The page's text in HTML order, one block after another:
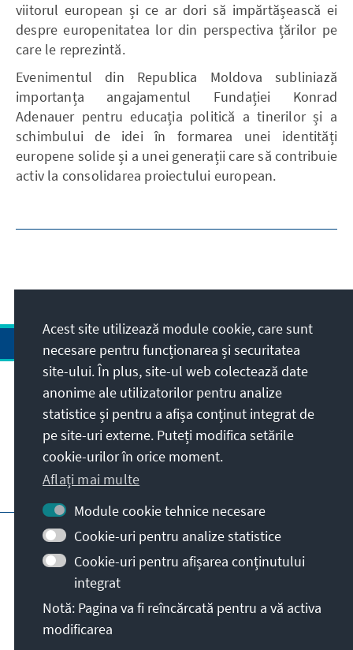
viitorul european și ce ar dori să impărtășească ei
despre europenitatea lor din perspectiva țărilor pe
care le reprezintă.
Evenimentul din Republica Moldova subliniază
importanța angajamentul Fundației Konrad
Adenauer pentru educația politică a tinerilor și a
schimbului de idei în formarea unei identități
europene solide și a unei generații care să contribuie
activ la consolidarea proiectului european.
Adresa
Contact
Vizitați de asemenea și
Pagina principală KAS
Impressum
Protecția datelor personale
Termeni de utilizare
Declarație privind accesibilitatea
raportează bariera
© Konrad-Adenauer-Stiftung e.V. 2026
Acest site utilizează module cookie, care sunt
necesare pentru funcționarea și securitatea
site-ului. În plus, site-ul web colectează date
anonime ale utilizatorilor pentru analize
statistice și pentru a afișa conținut integrat de
pe site-uri externe. Puteți modifica setările
cookie-urilor în orice moment.
Aflați mai multe
Module cookie tehnice necesare
Cookie-uri pentru analize statistice
Cookie-uri pentru afișarea conținutului
integrat
Notă: Pagina va fi reîncărcată pentru a vă activa
modificarea